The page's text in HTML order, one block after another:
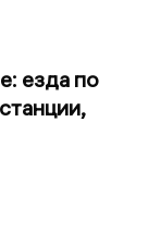
езда по